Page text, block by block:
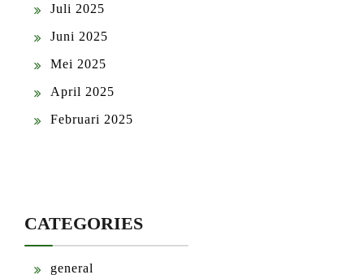
Juli 2025
Juni 2025
Mei 2025
April 2025
Februari 2025
CATEGORIES
general